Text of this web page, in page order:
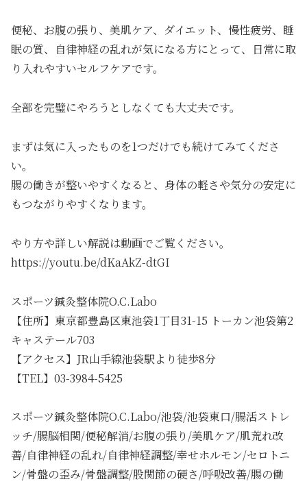
便秘、お腹の張り、美肌ケア、ダイエット、慢性疲労、睡
眠の質、自律神経の乱れが気になる方にとって、日常に取
り入れやすいセルフケアです。
全部を完璧にやろうとしなくても大丈夫です。
まずは気に入ったものを1つだけでも続けてみてくださ
い。
腸の働きが整いやすくなると、身体の軽さや気分の安定に
もつながりやすくなります。
やり方や詳しい解説は動画でご覧ください。
https://youtu.be/dKaAkZ-dtGI
スポーツ鍼灸整体院O.C.Labo
【住所】東京都豊島区東池袋1丁目31-15 トーカン池袋第2
キャステール703
【アクセス】JR山手線池袋駅より徒歩8分
【TEL】03-3984-5425
スポーツ鍼灸整体院O.C.Labo/池袋/池袋東口/腸活ストレ
ッチ/腸脳相関/便秘解消/お腹の張り/美肌ケア/肌荒れ改
善/自律神経の乱れ/自律神経調整/幸せホルモン/セロトニ
ン/骨盤の歪み/骨盤調整/股関節の硬さ/呼吸改善/腸の働